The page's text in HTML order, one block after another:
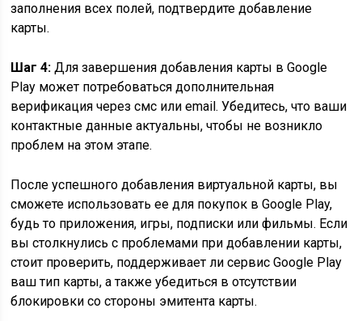
заполнения всех полей, подтвердите добавление
карты.
Шаг 4: Для завершения добавления карты в Google
Play может потребоваться дополнительная
верификация через смс или email. Убедитесь, что ваши
контактные данные актуальны, чтобы не возникло
проблем на этом этапе.
После успешного добавления виртуальной карты, вы
сможете использовать ее для покупок в Google Play,
будь то приложения, игры, подписки или фильмы. Если
вы столкнулись с проблемами при добавлении карты,
стоит проверить, поддерживает ли сервис Google Play
ваш тип карты, а также убедиться в отсутствии
блокировки со стороны эмитента карты.